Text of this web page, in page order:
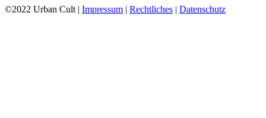
©2022 Urban Cult | Impressum | Rechtliches | Datenschutz